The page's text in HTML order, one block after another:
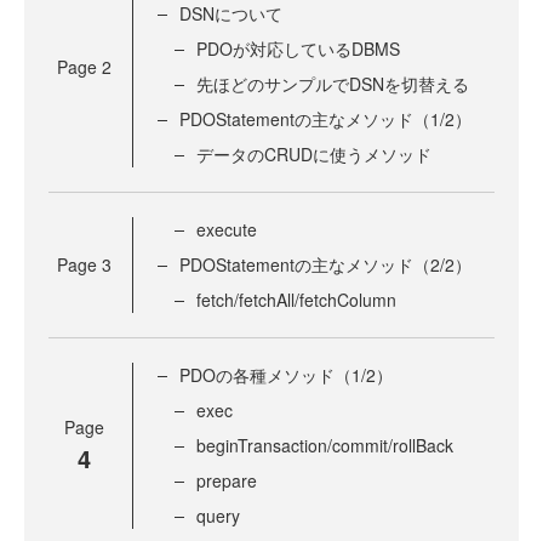
Page 2
DSNについて
PDOが対応しているDBMS
先ほどのサンプルでDSNを切替える
PDOStatementの主なメソッド（1/2）
データのCRUDに使うメソッド
Page 3
execute
PDOStatementの主なメソッド（2/2）
fetch/fetchAll/fetchColumn
Page
4
PDOの各種メソッド（1/2）
exec
beginTransaction/commit/rollBack
prepare
query